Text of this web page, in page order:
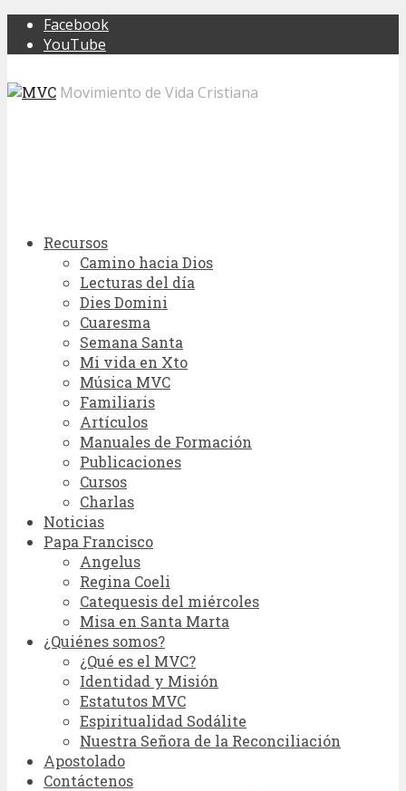
Facebook
YouTube
Movimiento de Vida Cristiana
Recursos
Camino hacia Dios
Lecturas del día
Dies Domini
Cuaresma
Semana Santa
Mi vida en Xto
Música MVC
Familiaris
Artículos
Manuales de Formación
Publicaciones
Cursos
Charlas
Noticias
Papa Francisco
Angelus
Regina Coeli
Catequesis del miércoles
Misa en Santa Marta
¿Quiénes somos?
¿Qué es el MVC?
Identidad y Misión
Estatutos MVC
Espiritualidad Sodálite
Nuestra Señora de la Reconciliación
Apostolado
Contáctenos